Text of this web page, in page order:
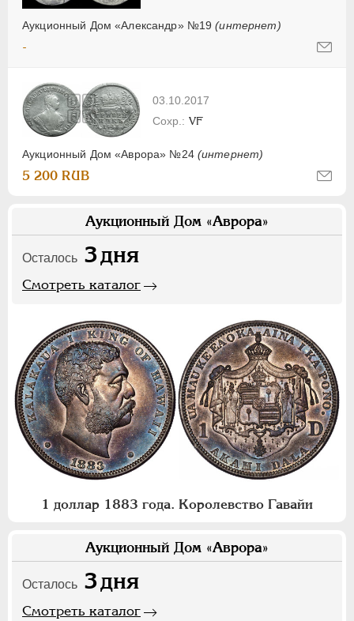
Аукционный Дом «Александр» №19(интернет)
-
03.10.2017
Аукционный Дом «Аврора» №24 (интернет)
VF
5 200 RUB
Аукционный Дом «Аврора»
Осталось 3дня
Смотреть каталог
1 доллар 1883 года. Королевство Гавайи
Аукционный Дом «Аврора»
Осталось 3дня
Смотреть каталог